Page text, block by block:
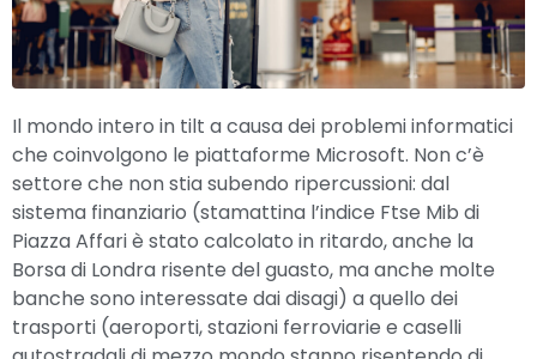
Il mondo intero in tilt a causa dei problemi informatici
che coinvolgono le piattaforme Microsoft. Non c’è
settore che non stia subendo ripercussioni: dal
sistema finanziario (stamattina l’indice Ftse Mib di
Piazza Affari è stato calcolato in ritardo, anche la
Borsa di Londra risente del guasto, ma anche molte
banche sono interessate dai disagi) a quello dei
trasporti (aeroporti, stazioni ferroviarie e caselli